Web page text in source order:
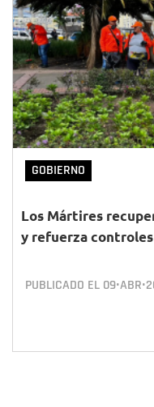
GOBIERNO
Los Mártires
y refuerza
PUBLICADO EL